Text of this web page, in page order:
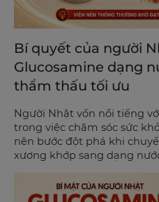
Bí quyết của người
Glucosamine dạng
thẩm thấu tối ưu
Người Nhật vốn nổi tiếng
trong việc chăm sóc sức
nên bước đột phá khi
xương khớp sang dạng